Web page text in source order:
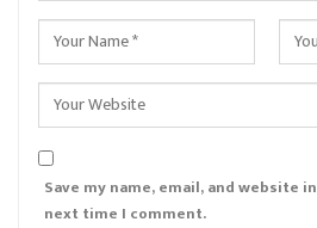
Save my name, email, and website
next time I comment.